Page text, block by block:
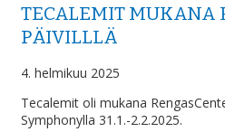
TECALEMIT MUKANA
PÄIVILLLÄ
4. helmikuu 2025
Tecalemit oli mukana
Symphonylla 31.1.-2.2.2025.